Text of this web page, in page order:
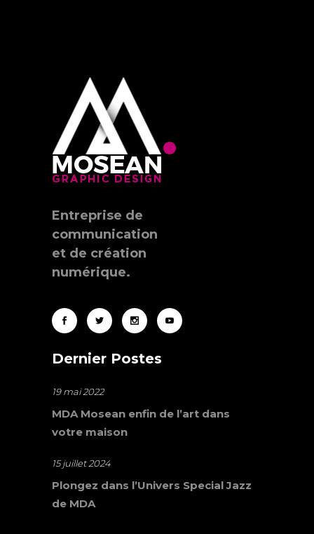
Entreprise de
communication
et de création
numérique.
Dernier Postes
19 mai 2022
MDA Mosean enfin de l’art dans
votre maison
15 juillet 2024
Plongez dans l’Univers Special Jazz
de MDA